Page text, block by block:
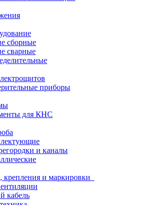
сборные
сварные
приборы
для КНС
и каналы
крепления и маркировки
кабель